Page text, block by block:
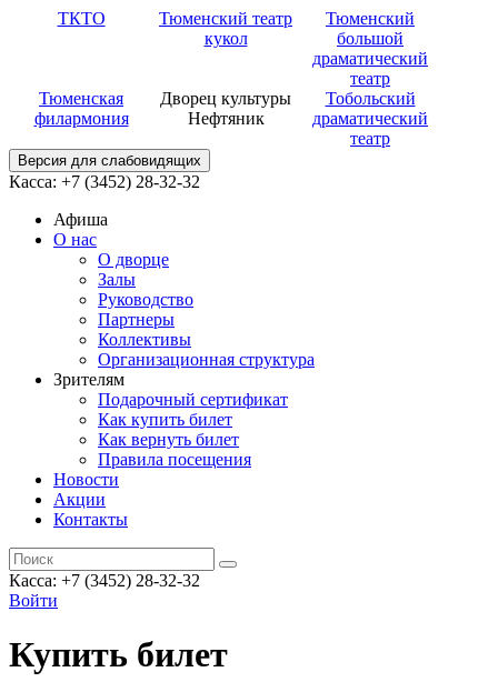
ТКТО
Тюменский театр
кукол
Тюменский
большой
драматический
театр
Тюменская
филармония
Дворец культуры
Нефтяник
Тобольский
драматический
театр
Версия для слабовидящих
Касса: +7 (3452) 28-32-32
Афиша
О нас
О дворце
Залы
Руководство
Партнеры
Коллективы
Организационная структура
Зрителям
Подарочный сертификат
Как купить билет
Как вернуть билет
Правила посещения
Новости
Акции
Контакты
Касса: +7 (3452) 28-32-32
Войти
Купить билет